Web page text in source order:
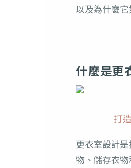
以及為什麼它
什麼是更
打
更衣室設計
物、儲存衣